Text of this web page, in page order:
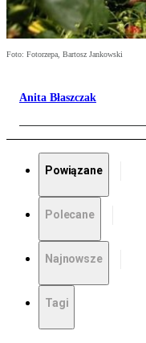
Foto: Fotorzepa, Bartosz Jankowski
Anita Błaszczak
Powiązane
Polecane
Najnowsze
Tagi